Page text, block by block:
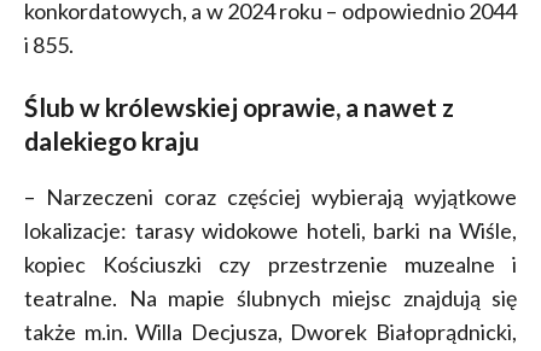
konkordatowych, a w 2024 roku – odpowiednio 2044
i 855.
Ślub w królewskiej oprawie, a nawet z
dalekiego kraju
– Narzeczeni coraz częściej wybierają wyjątkowe
lokalizacje: tarasy widokowe hoteli, barki na Wiśle,
kopiec Kościuszki czy przestrzenie muzealne i
teatralne. Na mapie ślubnych miejsc znajdują się
także m.in. Willa Decjusza, Dworek Białoprądnicki,